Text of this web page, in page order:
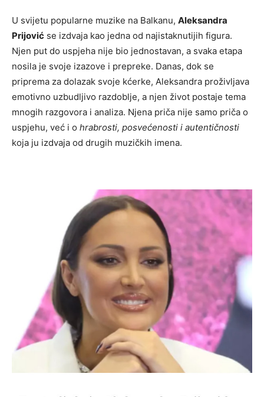
U svijetu popularne muzike na Balkanu, Aleksandra
Prijović se izdvaja kao jedna od najistaknutijih figura.
Njen put do uspjeha nije bio jednostavan, a svaka etapa
nosila je svoje izazove i prepreke. Danas, dok se
priprema za dolazak svoje kćerke, Aleksandra proživljava
emotivno uzbudljivo razdoblje, a njen život postaje tema
mnogih razgovora i analiza. Njena priča nije samo priča o
uspjehu, već i o hrabrosti, posvećenosti i autentičnosti
koja ju izdvaja od drugih muzičkih imena.